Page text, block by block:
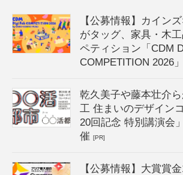
【公募情報】カイン
がタッグ、家具・木
ペティション「CDM
COMPETITION 2026
乾久美子や藤本壮介
工 住まいのデザイン
20回記念 特別講演会
催[PR]
【公募情報】大賞賞